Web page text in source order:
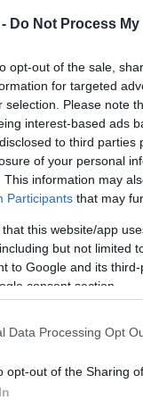
Do Not Process
opt-out of the sale,
for targeted
selection. Please note
interest-based ads
to third
of your personal
This information may
Participants that may
that this website/app
but not limited
to Google and its
consent section.
Data Processing Opt
opt-out of the Sharing
Jolie már most
átlépte az
Angie idén olyan
Wanted és a Kung
kölcsönözte az
Amerikában most
című drámát,
A megtörtént eset
Angelina egy anyát
A rendőrség
ezért fenyegetéssel
február 12.)